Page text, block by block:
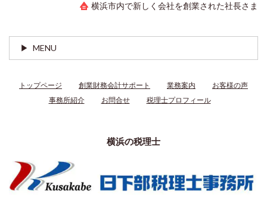
横浜市内で新しく会社を創業された社長さま
MENU
トップページ 創業財務会計サポート 業務案内
お客様の声
事務所紹介
お問合せ 税理士プロフィール
横浜の税理士